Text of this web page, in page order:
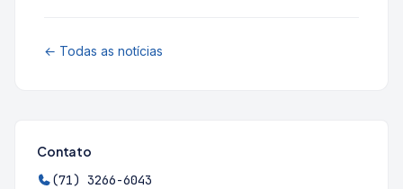
← Todas as notícias
Contato
(71) 3266-6043